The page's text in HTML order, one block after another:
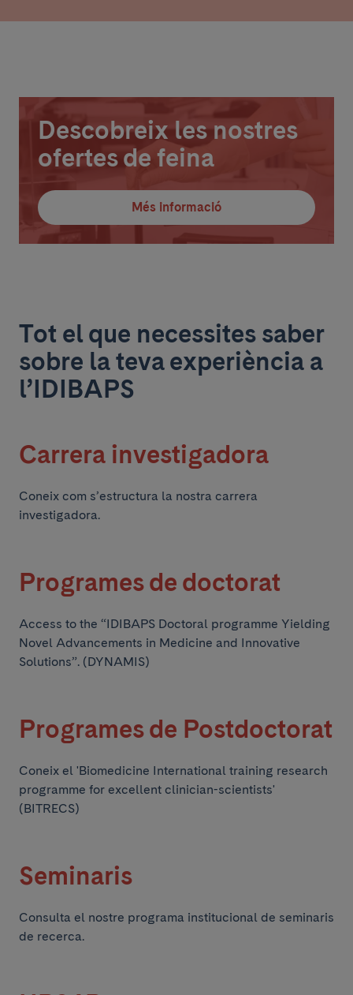
Descobreix les nostres
ofertes de feina
Més informació
Tot el que necessites saber
sobre la teva experiència a
l’IDIBAPS
Carrera investigadora
Coneix com s’estructura la nostra carrera
investigadora.
Programes de doctorat
Access to the “IDIBAPS Doctoral programme Yielding
Novel Advancements in Medicine and Innovative
Solutions”. (DYNAMIS)
Programes de Postdoctorat
Coneix el 'Biomedicine International training research
programme for excellent clinician-scientists'
(BITRECS)
Seminaris
Consulta el nostre programa institucional de seminaris
de recerca.